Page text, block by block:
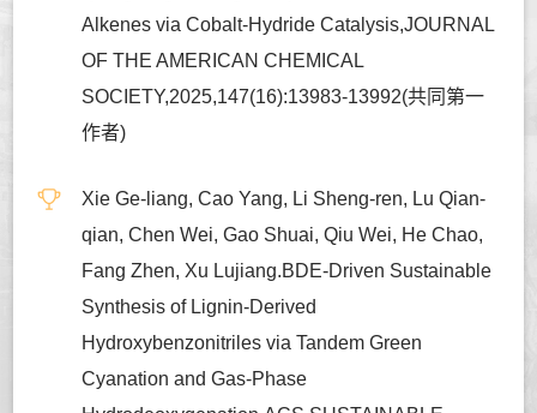
Alkenes via Cobalt-Hydride Catalysis,JOURNAL
OF THE AMERICAN CHEMICAL
SOCIETY,2025,147(16):13983-13992(共同第一
作者)
Xie Ge-liang, Cao Yang, Li Sheng-ren, Lu Qian-
qian, Chen Wei, Gao Shuai, Qiu Wei, He Chao,
Fang Zhen, Xu Lujiang.BDE-Driven Sustainable
Synthesis of Lignin-Derived
Hydroxybenzonitriles via Tandem Green
Cyanation and Gas-Phase